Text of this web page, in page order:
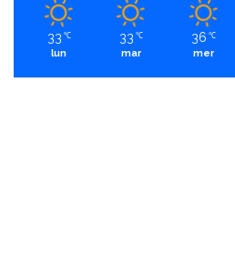
33 ℃
lun
33 ℃
mar
36 ℃
mer